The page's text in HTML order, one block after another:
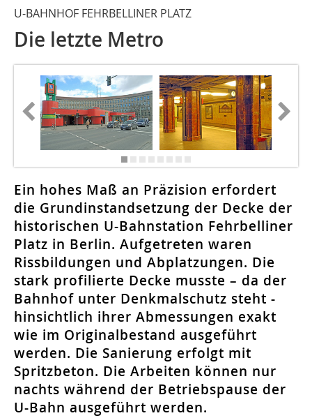
U-BAHNHOF FEHRBELLINER PLATZ
Die letzte Metro
Ein hohes Maß an Präzision erfordert
die Grundinstandsetzung der Decke der
historischen U-Bahnstation Fehrbelliner
Platz in Berlin. Aufgetreten waren
Rissbildungen und Abplatzungen. Die
stark profilierte Decke musste – da der
Bahnhof unter Denkmalschutz steht -
hinsichtlich ihrer Abmessungen exakt
wie im Originalbestand ausgeführt
werden. Die Sanierung erfolgt mit
Spritzbeton. Die Arbeiten können nur
nachts während der Betriebspause der
U-Bahn ausgeführt werden.